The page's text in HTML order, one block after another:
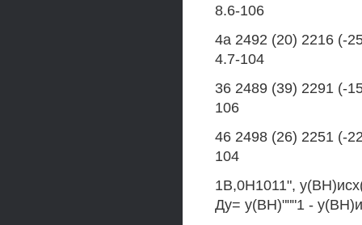
8.6-106
4а 2492 (20) 2216 (-
4.7-104
36 2489 (39) 2291 (-
106
46 2498 (26) 2251 (-
104
1В,0Н1011",
Ду= у(ВН)"""1 -